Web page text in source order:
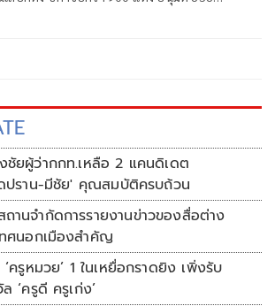
ชัยผู้ว่ากกท.เหลือ 2 แคนดิเดต
ปราน-มีชัย' คุณสมบัติครบถ้วน
ถานจำกัดการรายงานข่าวของสื่อต่าง
ทศนอกเมืองสำคัญ
‘ครูหมวย’ 1 ในเหยื่อกราดยิง เพิ่งรับ
‘ครูดี ครูเก่ง’